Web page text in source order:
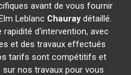
avant de vous fournir
Leblanc Chauraydétaillé.
d'intervention, avec
et des travaux effectués
tarifs sont compétitifs et
nos travaux pour vous